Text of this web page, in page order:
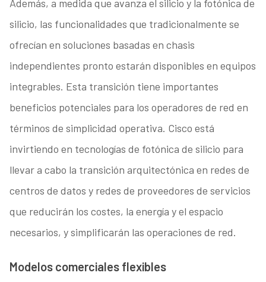
Además, a medida que avanza el silicio y la fotónica de
silicio, las funcionalidades que tradicionalmente se
ofrecían en soluciones basadas en chasis
independientes pronto estarán disponibles en equipos
integrables. Esta transición tiene importantes
beneficios potenciales para los operadores de red en
términos de simplicidad operativa. Cisco está
invirtiendo en tecnologías de fotónica de silicio para
llevar a cabo la transición arquitectónica en redes de
centros de datos y redes de proveedores de servicios
que reducirán los costes, la energía y el espacio
necesarios, y simplificarán las operaciones de red.
Modelos comerciales flexibles